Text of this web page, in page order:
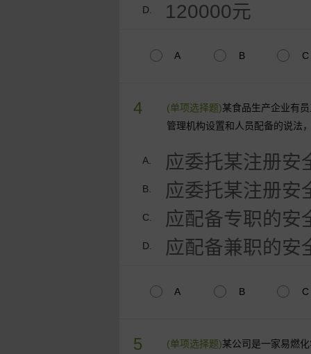
D. 120000元
A B C
4 (单项选择题)某食品生产企业有
管理机构设置和人员配备的说法
A. 应委托某注册安
B. 应委托某注册安
C. 应配备专职的安
D. 应配备兼职的安
A B C
5 (单项选择题)某公司是一家易燃